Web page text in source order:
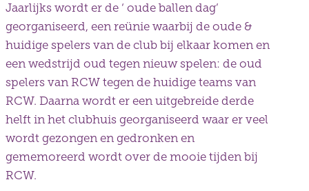
Jaarlijks wordt er de ‘ oude ballen dag’
georganiseerd, een reünie waarbij de oude &
huidige spelers van de club bij elkaar komen en
een wedstrijd oud tegen nieuw spelen: de oud
spelers van RCW tegen de huidige teams van
RCW. Daarna wordt er een uitgebreide derde
helft in het clubhuis georganiseerd waar er veel
wordt gezongen en gedronken en
gememoreerd wordt over de mooie tijden bij
RCW.